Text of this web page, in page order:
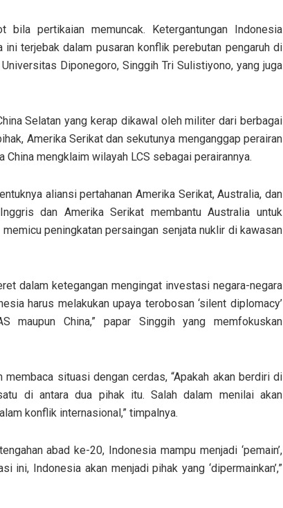
bila pertikaian memuncak. Ketergantungan Indonesia
ini terjebak dalam pusaran konflik perebutan pengaruh di
Universitas Diponegoro, Singgih Tri Sulistiyono, yang juga
Selatan yang kerap dikawal oleh militer dari berbagai
Amerika Serikat dan sekutunya menganggap perairan
mengklaim wilayah LCS sebagai perairannya.
aliansi pertahanan Amerika Serikat, Australia, dan
dan Amerika Serikat membantu Australia untuk
peningkatan persaingan senjata nuklir di kawasan
dalam ketegangan mengingat investasi negara-negara
harus melakukan upaya terobosan ‘silent diplomacy’
China,” papar Singgih yang memfokuskan
membaca situasi dengan cerdas, “Apakah akan berdiri di
di antara dua pihak itu. Salah dalam menilai akan
konflik internasional,” timpalnya.
abad ke-20, Indonesia mampu menjadi ‘pemain’,
ini, Indonesia akan menjadi pihak yang ‘dipermainkan’,”